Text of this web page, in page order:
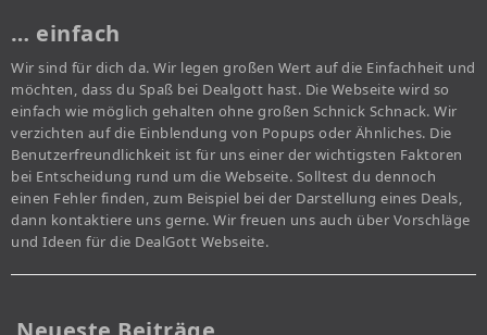
… einfach
Wir sind für dich da. Wir legen großen Wert auf die Einfachheit und
möchten, dass du Spaß bei Dealgott hast. Die Webseite wird so
einfach wie möglich gehalten ohne großen Schnick Schnack. Wir
verzichten auf die Einblendung von Popups oder Ähnliches. Die
Benutzerfreundlichkeit ist für uns einer der wichtigsten Faktoren
bei Entscheidung rund um die Webseite. Solltest du dennoch
einen Fehler finden, zum Beispiel bei der Darstellung eines Deals,
dann kontaktiere uns gerne. Wir freuen uns auch über Vorschläge
und Ideen für die DealGott Webseite.